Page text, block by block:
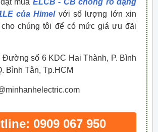
mua ELCB - CB chống rò dạng
của Himel với số lượng lớn xin
chúng tôi để có mức giá ưu đãi
số 6 KDC Hai Thành, P. Bình
Bình Tân, Tp.HCM
0909 067 950